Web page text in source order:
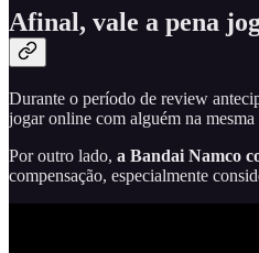
Afinal, vale a pena
Durante o período de review
jogar online com alguém na
Por outro lado, a Bandai Namco
compensação, especialmente